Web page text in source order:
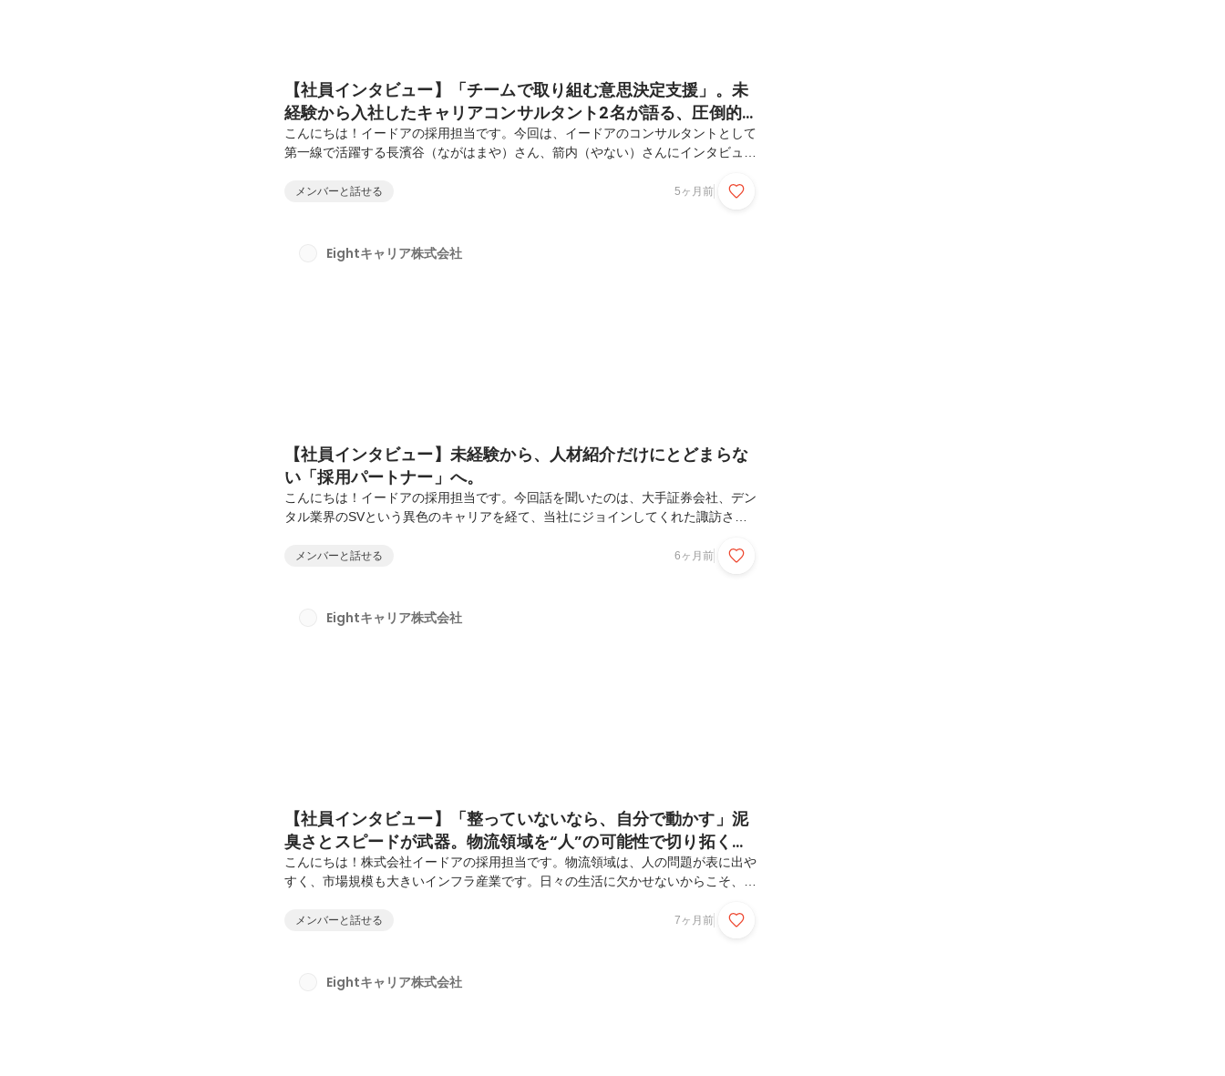
【社員インタビュー】「チームで取り組む意思決定支援」。未
経験から入社したキャリアコンサルタント2名が語る、圧倒的
成長とチームの絆
こんにちは！イードアの採用担当です。今回は、イードアのコンサルタントとして
第一線で活躍する長濱谷（ながはまや）さん、箭内（やない）さんにインタビュー
果を上げています。これまでのキャリア、イードアに入社した理由、仕事のやりが
いますが、まずは前職で何をされていたか、そして転職のきっかけを教えていただ
メンバーと話せる 5ヶ月前
Eightキャリア株式会社
【社員インタビュー】未経験から、人材紹介だけにとどまらな
い「採用パートナー」へ。
こんにちは！イードアの採用担当です。今回話を聞いたのは、大手証券会社、デン
タル業界のSVという異色のキャリアを経て、当社にジョインしてくれた諏訪さん
覚悟”があれば、未経験からでもここまで挑戦できるんだ」と感じてもらえたら嬉
でした。率直に「稼ぎたい」という気持ちと世界の経済市況などのトレンドを学び
メンバーと話せる 6ヶ月前
Eightキャリア株式会社
【社員インタビュー】「整っていないなら、自分で動かす」泥
臭さとスピードが武器。物流領域を“人”の可能性で切り拓く仕
事
こんにちは！株式会社イードアの採用担当です。物流領域は、人の問題が表に出や
すく、市場規模も大きいインフラ産業です。日々の生活に欠かせないからこそ、業
く、現在は物流領域を担当するチームの体制づくりを進めるため、採用を強化して
や働き方に少しでも共通点を感じてもらえたら嬉しいです！＊＊＊――まずはこれ
メンバーと話せる 7ヶ月前
Eightキャリア株式会社